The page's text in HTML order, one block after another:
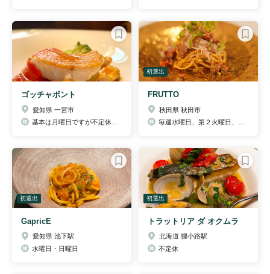
ゴッチャポント
愛知県 一宮市
初選出
FRUTTO
秋田県 秋田市
初選出
GapricE
愛知県 池下駅
水曜日・日曜日
初選出
トラットリア ダ オクムラ
北海道 狸小路駅
不定休